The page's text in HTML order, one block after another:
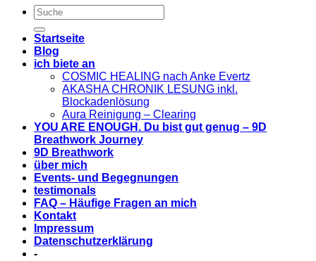
Startseite
Blog
ich biete an
COSMIC HEALING nach Anke Evertz
AKASHA CHRONIK LESUNG inkl.
Blockadenlösung
Aura Reinigung – Clearing
YOU ARE ENOUGH. Du bist gut genug – 9D
Breathwork Journey
9D Breathwork
über mich
Events- und Begegnungen
testimonals
FAQ – Häufige Fragen an mich
Kontakt
Impressum
Datenschutzerklärung
-